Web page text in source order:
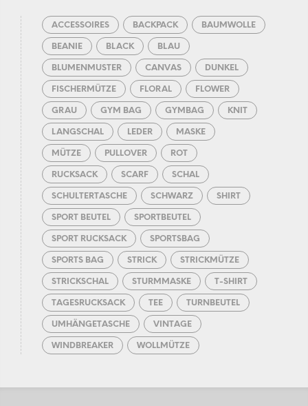
ACCESSOIRES BACKPACK BAUMWOLLE
BEANIE BLACK BLAU
BLUMENMUSTER CANVAS DUNKEL
FISCHERMÜTZE FLORAL FLOWER
GRAU GYM BAG GYMBAG KNIT
LANGSCHAL LEDER MASKE
MÜTZE PULLOVER ROT
RUCKSACK SCARF SCHAL
SCHULTERTASCHE SCHWARZ SHIRT
SPORT BEUTEL SPORTBEUTEL
SPORT RUCKSACK SPORTSBAG
SPORTS BAG STRICK STRICKMÜTZE
STRICKSCHAL STURMMASKE T-SHIRT
TAGESRUCKSACK TEE TURNBEUTEL
UMHÄNGETASCHE VINTAGE
WINDBREAKER WOLLMÜTZE